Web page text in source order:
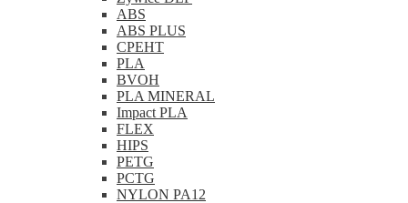
ABS
ABS PLUS
CPEHT
PLA
BVOH
PLA MINERAL
Impact PLA
FLEX
HIPS
PETG
PCTG
NYLON PA12